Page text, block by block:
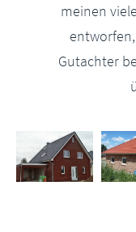
meinen
Gutachter